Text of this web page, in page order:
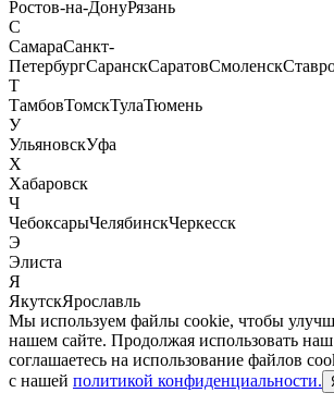
Ростов-на-ДонуРязань
С
СамараСанкт-
ПетербургСаранскСаратовСмоленск
Т
ТамбовТомскТулаТюмень
У
УльяновскУфа
Х
Хабаровск
Ч
ЧебоксарыЧелябинскЧеркесск
Э
Элиста
Я
ЯкутскЯрославль
Мы используем файлы cookie, чтобы
нашем сайте. Продолжая использовать
соглашаетесь на использование файлов
с нашей политикой конфиденциальности.